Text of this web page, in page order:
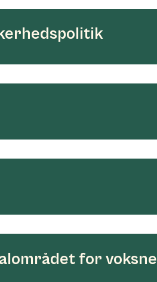
for voksne